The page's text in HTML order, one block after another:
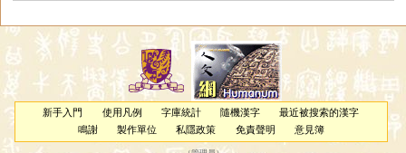
新手入門 使用凡例 字庫統計 隨機漢字
最近被搜索的漢字
鳴謝
製作單位 私隱政策 免責聲明 意見簿